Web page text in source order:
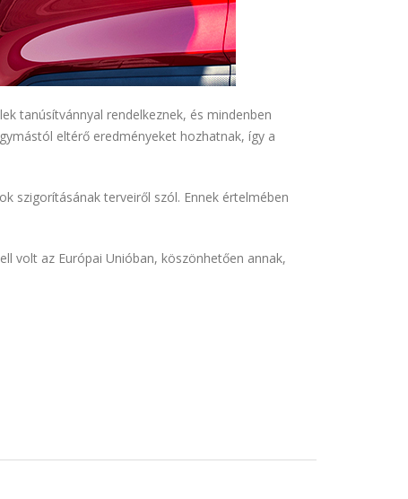
tanúsítvánnyal rendelkeznek, és mindenben
eltérő eredményeket hozhatnak, így a
szigorításának terveiről szól. Ennek értelmében
volt az Európai Unióban, köszönhetően annak,